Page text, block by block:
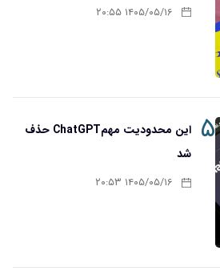
۱۴۰۵/۰۵/۱۶ ۲۰:۵۵
۵
این محدودیت مهمChatGPT حذف
شد
۱۴۰۵/۰۵/۱۶ ۲۰:۵۳